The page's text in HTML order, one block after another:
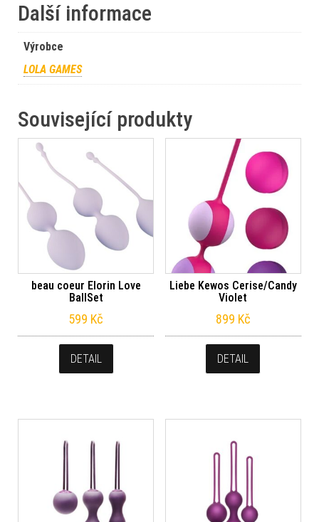
Další informace
Výrobce
LOLA GAMES
Související produkty
beau coeur Elorin Love
BallSet
599 Kč
DETAIL
Liebe Kewos Cerise/Candy
Violet
899 Kč
DETAIL